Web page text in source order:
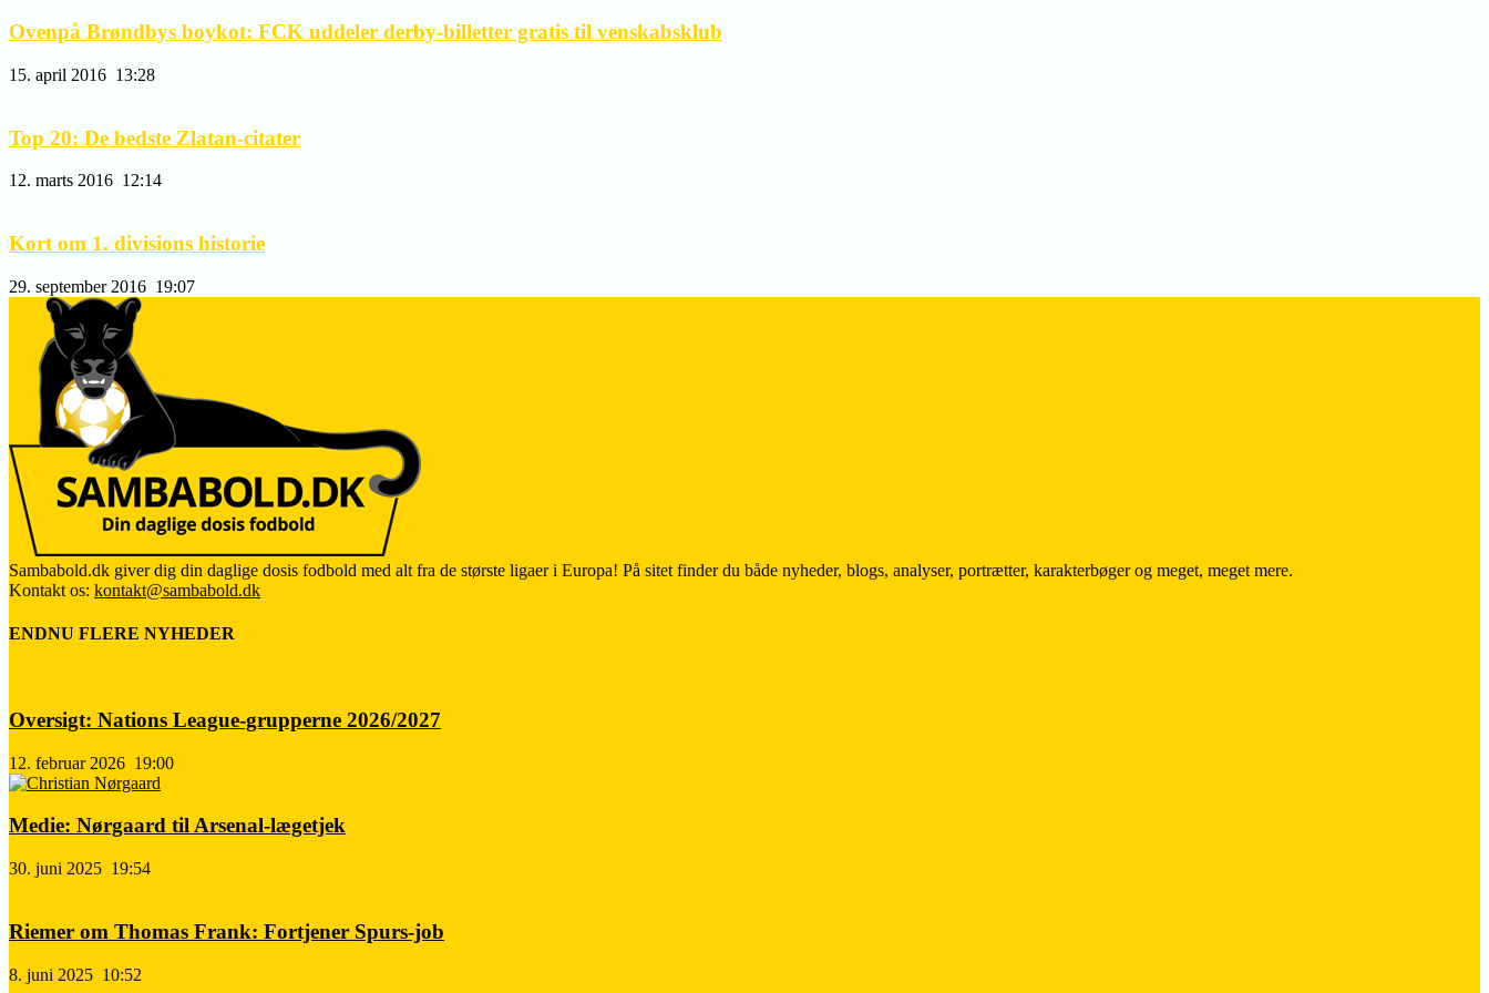
Ovenpå Brøndbys boykot: FCK uddeler derby-billetter gratis til venskabsklub
15. april 2016 13:28
Top 20: De bedste Zlatan-citater
12. marts 2016 12:14
Kort om 1. divisions historie
29. september 2016 19:07
Sambabold.dk giver dig din daglige dosis fodbold med alt fra de største ligaer i Europa! På sitet finder du både nyheder, blogs, analyser, portrætter, karakterbøger og meget, meget mere.
Kontakt os: kontakt@sambabold.dk
ENDNU FLERE NYHEDER
Oversigt: Nations League-grupperne 2026/2027
12. februar 2026 19:00
Medie: Nørgaard til Arsenal-lægetjek
30. juni 2025 19:54
Riemer om Thomas Frank: Fortjener Spurs-job
8. juni 2025 10:52